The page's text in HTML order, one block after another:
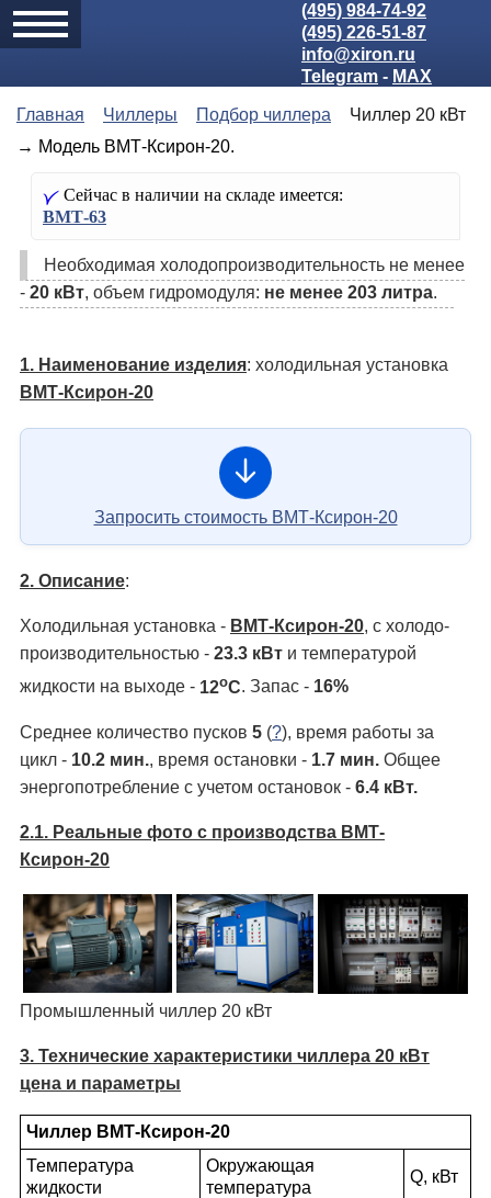
(495) 984-74-92
(495) 226-51-87
info@xiron.ru
Telegram - MAX
Главная Чиллеры Подбор чиллера
Чиллер 20 кВт
→ Модель ВМТ-Ксирон-20.
Сейчас в наличии на складе имеется:
ВМТ-63
Необходимая холодо­производительность не менее
- 20 кВт, объем гидромодуля: не менее 203 литра.
1. Наименование изделия: холодильная установка
ВМТ-Ксирон-20
Запросить стоимость ВМТ-Ксирон-20
2. Описание:
Холодильная установка - ВМТ-Ксирон-20, с холодо­
производительностью - 23.3 кВт и температурой
жидкости на выходе - 12оС. Запас - 16%
Среднее количество пусков 5 (?), время работы за
цикл - 10.2 мин., время остановки - 1.7 мин. Общее
энергопотребление с учетом остановок - 6.4 кВт.
2.1. Реальные фото с производства ВМТ-
Ксирон-20
Промышленный чиллер 20 кВт
3. Технические характеристики чиллера 20 кВт
цена и параметры
Чиллер ВМТ-Ксирон-20
Температура
жидкости
Окружающая
температура
Q, кВт